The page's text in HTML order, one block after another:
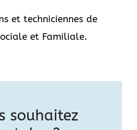
et techniciennes de
et Familiale.
souhaitez